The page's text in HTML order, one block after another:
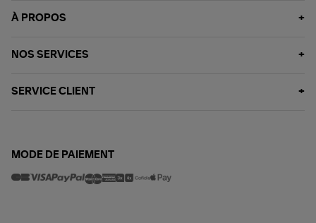
À PROPOS
NOS SERVICES
SERVICE CLIENT
MODE DE PAIEMENT